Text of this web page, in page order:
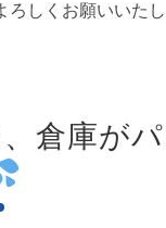
ろしくお願いいたし
倉庫がパ